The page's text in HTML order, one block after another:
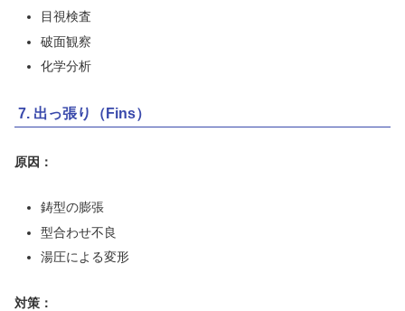
目視検査
破面観察
化学分析
7. 出っ張り（Fins）
原因：
鋳型の膨張
型合わせ不良
湯圧による変形
対策：